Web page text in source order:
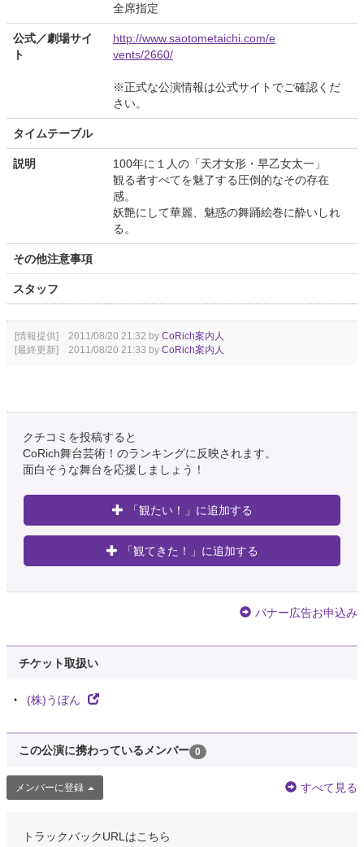
全席指定
公式／劇場サイ
ト
http://www.saotometaichi.com/e
vents/2660/
※正式な公演情報は公式サイトでご確認くだ
さい。
タイムテーブル
説明
100年に１人の「天才女形・早乙女太一」
観る者すべてを魅了する圧倒的なその存在
感。
妖艶にして華麗、魅惑の舞踊絵巻に酔いしれ
る。
その他注意事項
スタッフ
[情報提供] 2011/08/20 21:32 by CoRich案内人
[最終更新] 2011/08/20 21:33 by CoRich案内人
クチコミを投稿すると
CoRich舞台芸術！のランキングに反映されます。
面白そうな舞台を応援しましょう！
「観たい！」に追加する
「観てきた！」に追加する
バナー広告お申込み
チケット取扱い
(株)うぼん
この公演に携わっているメンバー 0
メンバーに登録 すべて見る
トラックバックURLはこちら